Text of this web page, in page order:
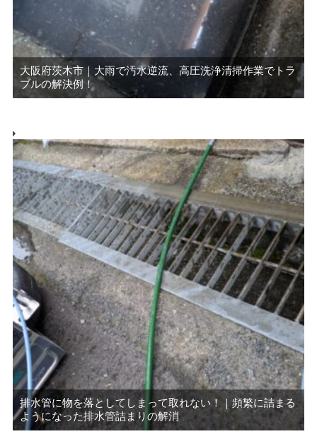
大阪府茨木市｜大雨で汚水逆流、高圧洗浄清掃作業でトラ
ブルの解決例！
排水管に物を落としてしまって取れない！｜頻繁に詰まる
ようになった排水管詰まりの解消